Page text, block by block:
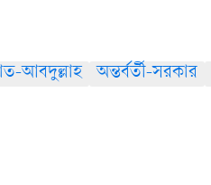
আবদুল্লাহ অন্তর্বর্তী-সরকার